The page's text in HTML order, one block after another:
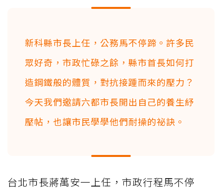
新科縣市長上任，公務馬不停蹄。許多民
眾好奇，市政忙碌之餘，縣市首長如何打
造鋼鐵般的體質，對抗接踵而來的壓力？
今天我們邀請六都市長開出自己的養生紓
壓帖，也讓市民學學他們耐操的祕訣。
台北市長蔣萬安一上任，市政行程馬不停